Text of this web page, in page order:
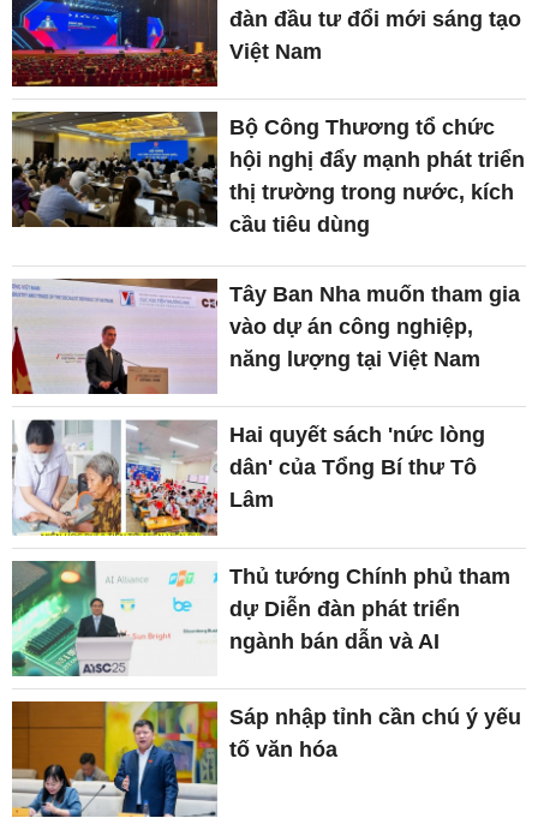
đàn đầu tư đổi mới sáng tạo
Việt Nam
Bộ Công Thương tổ chức
hội nghị đẩy mạnh phát triển
thị trường trong nước, kích
cầu tiêu dùng
Tây Ban Nha muốn tham gia
vào dự án công nghiệp,
năng lượng tại Việt Nam
Hai quyết sách 'nức lòng
dân' của Tổng Bí thư Tô
Lâm
Thủ tướng Chính phủ tham
dự Diễn đàn phát triển
ngành bán dẫn và AI
Sáp nhập tỉnh cần chú ý yếu
tố văn hóa